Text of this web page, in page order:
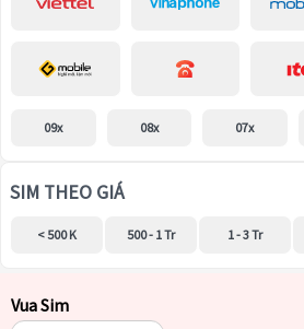
09x 08x 07x
SIM THEO GIÁ
< 500 K 500 - 1 Tr 1 - 3 Tr
Vua Sim